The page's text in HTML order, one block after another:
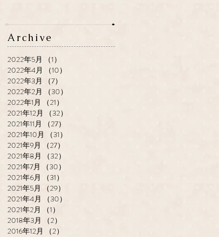
Archive
2022年5月 （1）
2022年4月
（10）
2022年3月
（7）
2022年2月
（30）
2022年1月
（21）
2021年12月
（32）
2021年11月
（27）
2021年10月
（31）
2021年9月
（27）
2021年8月
（32）
2021年7月
（30）
2021年6月
（31）
2021年5月
（29）
2021年4月
（30）
2021年2月
（1）
2018年3月
（2）
2016年12月
（2）